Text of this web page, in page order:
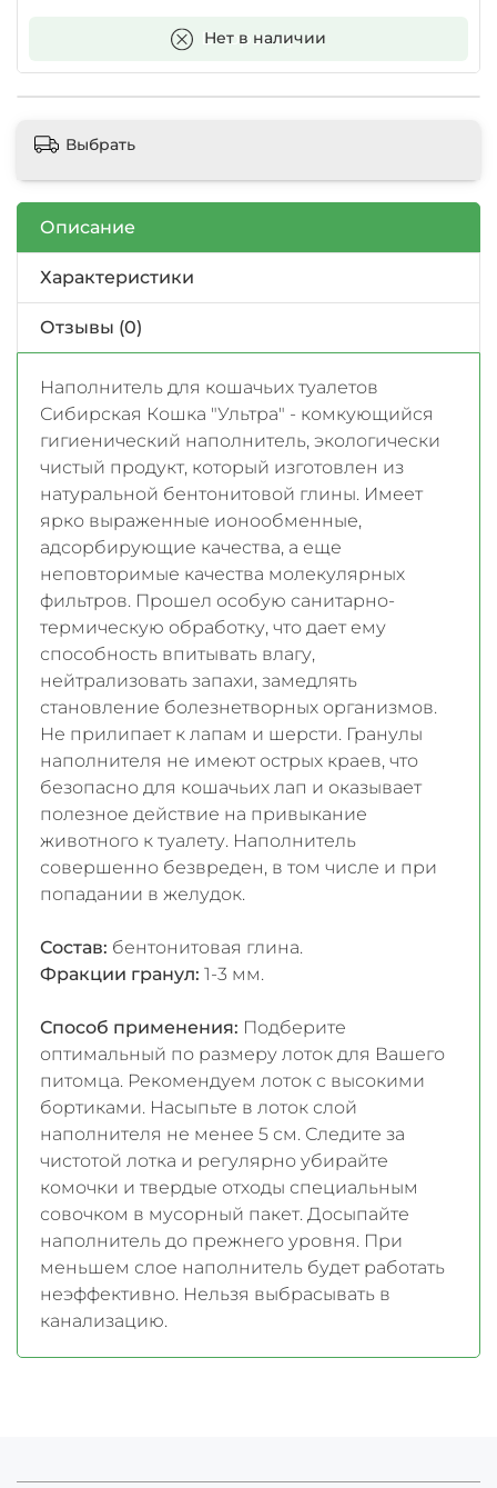
Нет в наличии
В корзину
Выбрать
Описание
Характеристики
Отзывы (0)
Наполнитель для кошачьих туалетов
Сибирская Кошка "Ультра" - комкующийся
гигиенический наполнитель, экологически
чистый продукт, который изготовлен из
натуральной бентонитовой глины. Имеет
ярко выраженные ионообменные,
адсорбирующие качества, а еще
неповторимые качества молекулярных
фильтров. Прошел особую санитарно-
термическую обработку, что дает ему
способность впитывать влагу,
нейтрализовать запахи, замедлять
становление болезнетворных организмов.
Не прилипает к лапам и шерсти. Гранулы
наполнителя не имеют острых краев, что
безопасно для кошачьих лап и оказывает
полезное действие на привыкание
животного к туалету. Наполнитель
совершенно безвреден, в том числе и при
попадании в желудок.
Состав: бентонитовая глина.
Фракции гранул: 1-3 мм.
Способ применения: Подберите
оптимальный по размеру лоток для Вашего
питомца. Рекомендуем лоток с высокими
бортиками. Насыпьте в лоток слой
наполнителя не менее 5 см. Следите за
чистотой лотка и регулярно убирайте
комочки и твердые отходы специальным
совочком в мусорный пакет. Досыпайте
наполнитель до прежнего уровня. При
меньшем слое наполнитель будет работать
неэффективно. Нельзя выбрасывать в
канализацию.